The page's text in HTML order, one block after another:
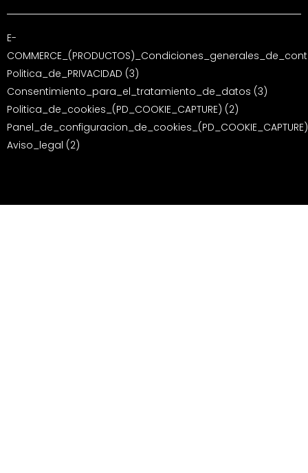
E-
Politica_de_PRIVACIDAD (3)
Consentimiento_para_el_tratamiento_de_datos (3)
Politica_de_cookies_(PD_COOKIE_CAPTURE) (2)
Panel_de_configuracion_de_cookies_(PD_COOKIE_CAPTURE)
Aviso_legal (2)